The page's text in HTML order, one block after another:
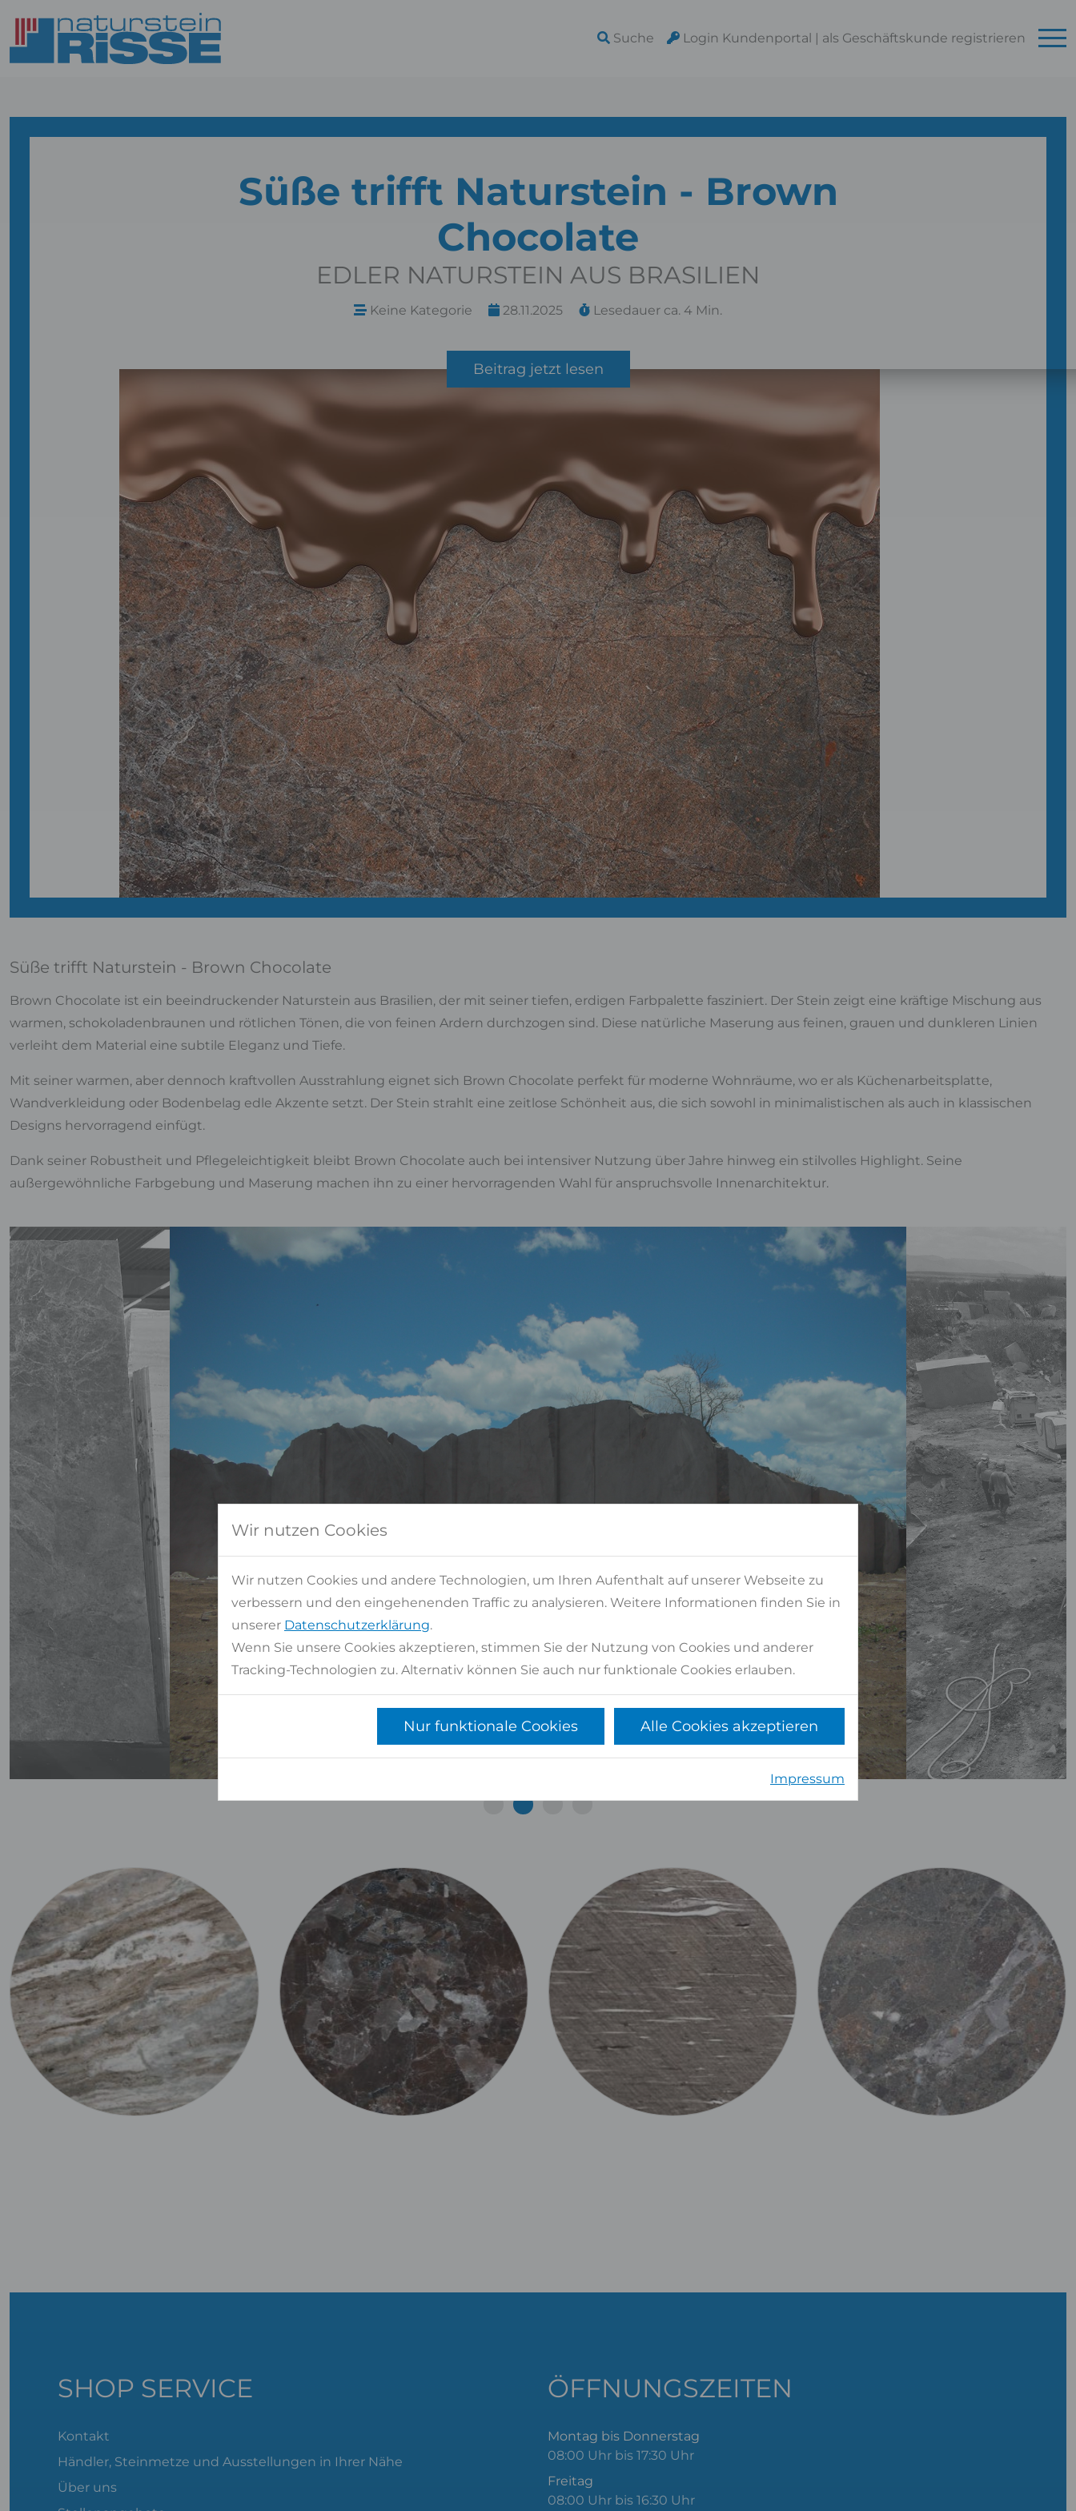
Suche Login Kundenportal | als Geschäftskunde registrieren
Süße trifft Naturstein - Brown
Chocolate
EDLER NATURSTEIN AUS BRASILIEN
Keine Kategorie 28.11.2025 Lesedauer ca. 4 Min.
Beitrag jetzt lesen
Süße trifft Naturstein - Brown Chocolate
Brown Chocolate ist ein beeindruckender Naturstein aus Brasilien, der mit seiner tiefen, erdigen Farbpalette fasziniert. Der Stein zeigt eine kräftige Mischung aus
warmen, schokoladenbraunen und rötlichen Tönen, die von feinen Ardern durchzogen sind. Diese natürliche Maserung aus feinen, grauen und dunkleren Linien
verleiht dem Material eine subtile Eleganz und Tiefe.
Mit seiner warmen, aber dennoch kraftvollen Ausstrahlung eignet sich Brown Chocolate perfekt für moderne Wohnräume, wo er als Küchenarbeitsplatte,
Wandverkleidung oder Bodenbelag edle Akzente setzt. Der Stein strahlt eine zeitlose Schönheit aus, die sich sowohl in minimalistischen als auch in klassischen
Designs hervorragend einfügt.
Dank seiner Robustheit und Pflegeleichtigkeit bleibt Brown Chocolate auch bei intensiver Nutzung über Jahre hinweg ein stilvolles Highlight. Seine
außergewöhnliche Farbgebung und Maserung machen ihn zu einer hervorragenden Wahl für anspruchsvolle Innenarchitektur.
SHOP SERVICE
Kontakt
Händler, Steinmetze und Ausstellungen in Ihrer Nähe
Über uns
ÖFFNUNGSZEITEN
Montag bis Donnerstag
08:00 Uhr bis 17:30 Uhr
Freitag
08:00 Uhr bis 16:30 Uhr
Wir nutzen Cookies
Wir nutzen Cookies und andere Technologien, um Ihren Aufenthalt auf unserer Webseite zu
verbessern und den eingehenenden Traffic zu analysieren. Weitere Informationen finden Sie in
unserer Datenschutzerklärung.
Wenn Sie unsere Cookies akzeptieren, stimmen Sie der Nutzung von Cookies und anderer
Tracking-Technologien zu. Alternativ können Sie auch nur funktionale Cookies erlauben.
Nur funktionale Cookies Alle Cookies akzeptieren
Impressum